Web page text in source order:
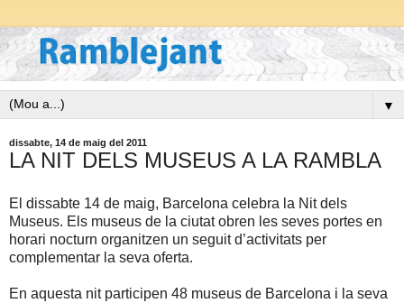
▼
dissabte, 14 de maig del 2011
LA NIT DELS MUSEUS A LA RAMBLA
El dissabte 14 de maig, Barcelona celebra la Nit dels
Museus. Els museus de la ciutat obren les seves portes en
horari nocturn organitzen un seguit d’activitats per
complementar la seva oferta.
En aquesta nit participen 48 museus de Barcelona i la seva